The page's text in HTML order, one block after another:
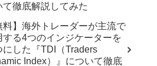
て徹底解説してみた
料】海外トレーダーが主流で
する4つのインジケーターを
にした『TDI（Traders
Index）』について徹底